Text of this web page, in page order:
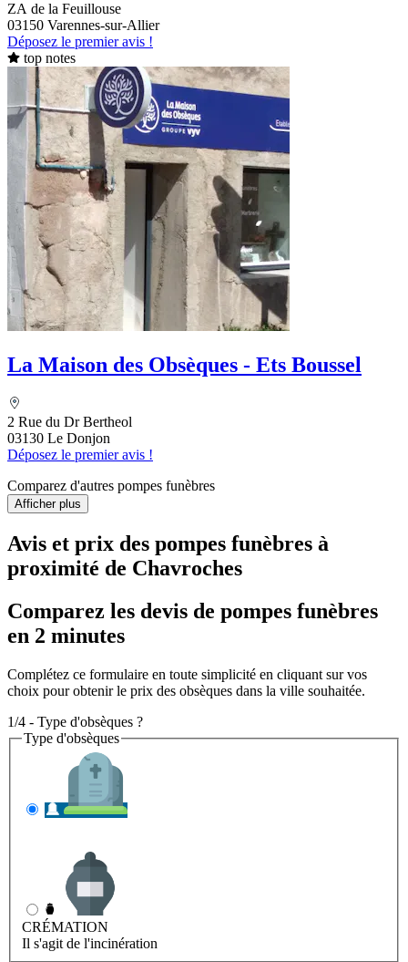
ZA de la Feuillouse
03150 Varennes-sur-Allier
Déposez le premier avis !
top notes
La Maison des Obsèques - Ets Boussel
2 Rue du Dr Bertheol
03130 Le Donjon
Déposez le premier avis !
Comparez d'autres pompes funèbres
Afficher plus
Avis et prix des pompes funèbres à
proximité de Chavroches
Comparez les devis de pompes funèbres
en 2 minutes
Complétez ce formulaire en toute simplicité en cliquant sur vos
choix pour obtenir le prix des obsèques dans la ville souhaitée.
1/4 - Type d'obsèques ?
Type d'obsèques
CRÉMATION
Il s'agit de l'incinération